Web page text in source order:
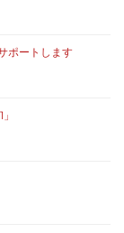
ポートします